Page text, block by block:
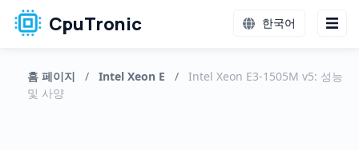
CpuTronic 한국어
홈 페이지 / Intel Xeon E /
Intel Xeon E3-1505M v5: 성능
및 사양